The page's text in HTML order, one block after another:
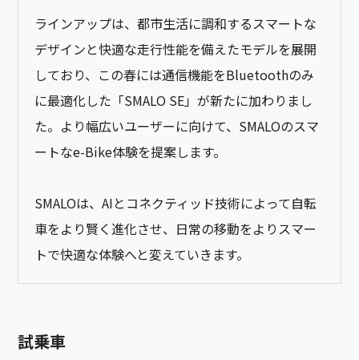
ラインアップは、都市生活に調和するスマートな
デザインと快適な走行性能を備えたモデルを展開
しており、この春には通信機能をBluetoothのみ
に最適化した「SMALO SE」が新たに加わりまし
た。より幅広いユーザーに向けて、SMALOのスマ
ートなe-Bike体験を提案します。
SMALOは、AIとコネクティッド技術によって自転
車をより賢く進化させ、日常の移動をよりスマー
トで快適な体験へと変えていきます。
試乗車